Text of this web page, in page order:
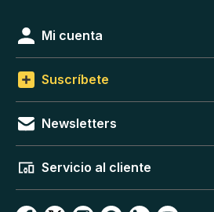
Mi cuenta
Suscríbete
Newsletters
Servicio al cliente